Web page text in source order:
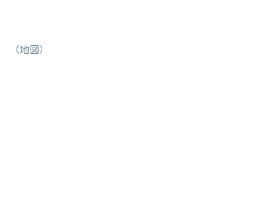
（地図）